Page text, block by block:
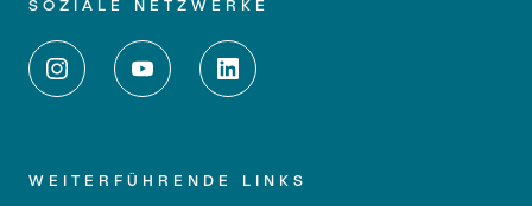
SOZIALE NETZWERKE
WEITERFÜHRENDE LINKS